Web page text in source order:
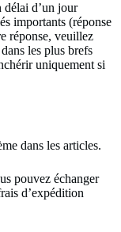
délai d’un jour
importants (réponse
réponse, veuillez
les plus brefs
uniquement si
dans les articles.
pouvez échanger
d’expédition